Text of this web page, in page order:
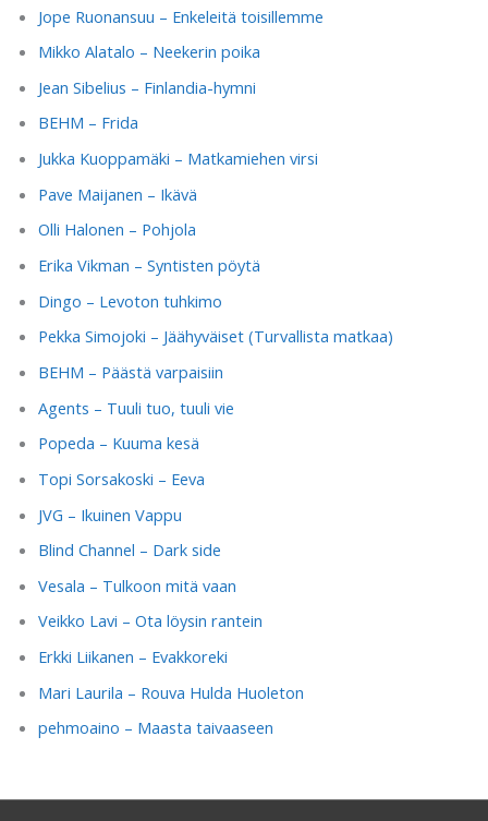
Jope Ruonansuu – Enkeleitä toisillemme
Mikko Alatalo – Neekerin poika
Jean Sibelius – Finlandia-hymni
BEHM – Frida
Jukka Kuoppamäki – Matkamiehen virsi
Pave Maijanen – Ikävä
Olli Halonen – Pohjola
Erika Vikman – Syntisten pöytä
Dingo – Levoton tuhkimo
Pekka Simojoki – Jäähyväiset (Turvallista matkaa)
BEHM – Päästä varpaisiin
Agents – Tuuli tuo, tuuli vie
Popeda – Kuuma kesä
Topi Sorsakoski – Eeva
JVG – Ikuinen Vappu
Blind Channel – Dark side
Vesala – Tulkoon mitä vaan
Veikko Lavi – Ota löysin rantein
Erkki Liikanen – Evakkoreki
Mari Laurila – Rouva Hulda Huoleton
pehmoaino – Maasta taivaaseen